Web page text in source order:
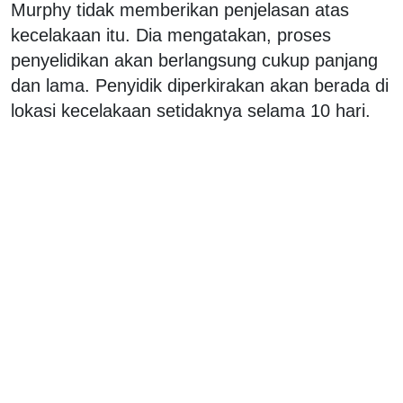
Murphy tidak memberikan penjelasan atas
kecelakaan itu. Dia mengatakan, proses
penyelidikan akan berlangsung cukup panjang
dan lama. Penyidik ​​diperkirakan akan berada di
lokasi kecelakaan setidaknya selama 10 hari.